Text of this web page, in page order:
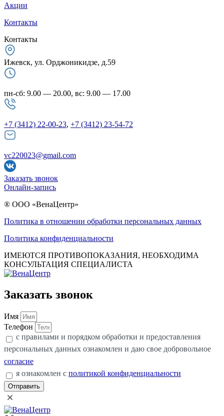
Акции
Контакты
Контакты
Ижевск, ул. Орджоникидзе, д.59
пн-сб: 9.00 — 20.00, вс: 9.00 — 17.00
+7 (3412) 22-00-23, +7 (3412) 23-54-72
vc220023@gmail.com
Заказать звонок
Онлайн-запись
® ООО «ВенаЦентр»
Политика в отношении обработки персональных данных
Политика конфиденциальности
ИМЕЮТСЯ ПРОТИВОПОКАЗАНИЯ, НЕОБХОДИМА
КОНСУЛЬТАЦИЯ СПЕЦИАЛИСТА
Заказать звонок
Имя
Телефон
с правилами и порядком обработки и предоставления
персональных данных ознакомлен и даю свое добровольное
согласие
я ознакомлен с политикой конфиденциальности
Отправить